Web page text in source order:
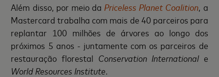
Além disso, por meio da Priceless Planet Coalition , a
Mastercard trabalha com mais de 40 parceiros para
replantar 100 milhões de árvores ao longo dos
próximos 5 anos - juntamente com os parceiros de
restauração florestal Conservation International e
World Resources Institute